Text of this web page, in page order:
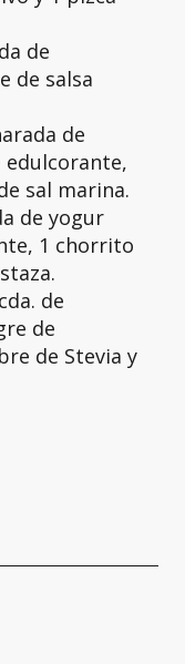
de
de salsa
de
edulcorante,
sal marina.
de yogur
1 chorrito
de
de
de Stevia y